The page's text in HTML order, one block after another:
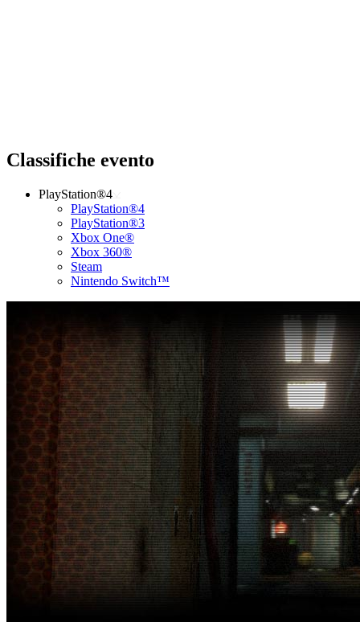
Classifiche evento
PlayStation®4
PlayStation®4
PlayStation®3
Xbox One®
Xbox 360®
Steam
Nintendo Switch™